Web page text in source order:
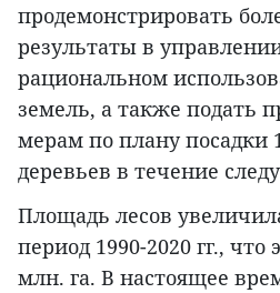
продемонстрировать
результаты в
рациональном
земель, а также подать
мерам по плану посадки
деревьев в течение
Площадь лесов
период 1990-2020 гг., что
млн. га. В настоящее